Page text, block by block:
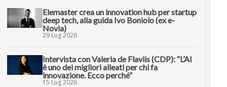
Elemaster crea un innovation hub per startup
deep tech, alla guida Ivo Boniolo (ex e-
Novia)
29 Lug 2026
Intervista con Valeria de Flaviis (CDP): “L’AI
è uno dei migliori alleati per chi fa
innovazione. Ecco perché”
15 Lug 2026